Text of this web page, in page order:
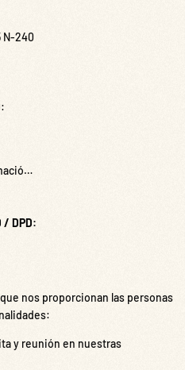
N-240
/ DPD:
nos proporcionan las personas
y reunión en nuestras